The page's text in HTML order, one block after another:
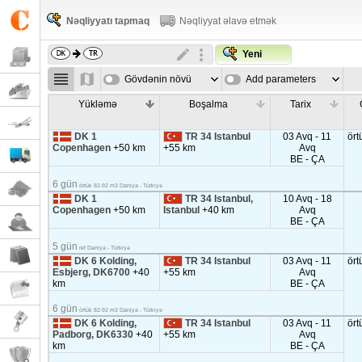
Nəqliyyatı tapmaq Nəqliyyat əlavə etmək
Yeni
Gövdənin növü Add parameters
Yükləmə Boşalma Tarix
DK 1
Copenhagen+50 km
TR 34 Istanbul
+55 km
03 Avq - 11
Avq
BE - ÇA
6 gün örtük 82-92 m3 Daniya - Türkiyə
DK 1
Copenhagen+50 km
TR 34 Istanbul,
Istanbul+40 km
10 Avq - 18
Avq
BE - ÇA
5 gün ref Daniya - Türkiyə
DK 6 Kolding,
Esbjerg, DK6700+40
km
TR 34 Istanbul
+55 km
03 Avq - 11
Avq
BE - ÇA
6 gün örtük 82-92 m3 Daniya - Türkiyə
DK 6 Kolding,
Padborg, DK6330+40
km
TR 34 Istanbul
+55 km
03 Avq - 11
Avq
BE - ÇA